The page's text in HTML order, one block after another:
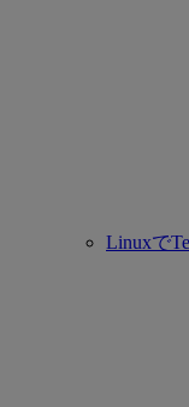
Linuxで